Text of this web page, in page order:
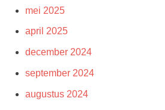
mei 2025
april 2025
december 2024
september 2024
augustus 2024